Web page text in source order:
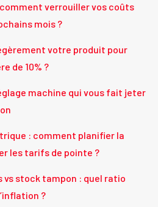
verrouiller vos coûts
mois ?
votre produit pour
de 10% ?
machine qui vous fait jeter
: comment planifier la
les tarifs de pointe ?
stock tampon : quel ratio
?